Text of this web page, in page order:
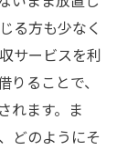
る方も少なく
サービスを利
ることで、
れます。ま
どのようにそ